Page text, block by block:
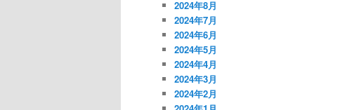
2024年8月
2024年7月
2024年6月
2024年5月
2024年4月
2024年3月
2024年2月